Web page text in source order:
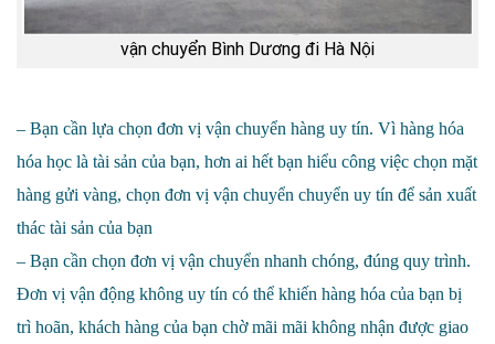
vận chuyển Bình Dương đi Hà Nội
– Bạn cần lựa chọn đơn vị vận chuyển hàng uy tín. Vì hàng hóa
hóa học là tài sản của bạn, hơn ai hết bạn hiểu công việc chọn mặt
hàng gửi vàng, chọn đơn vị vận chuyển chuyển uy tín để sản xuất
thác tài sản của bạn
– Bạn cần chọn đơn vị vận chuyển nhanh chóng, đúng quy trình.
Đơn vị vận động không uy tín có thể khiến hàng hóa của bạn bị
trì hoãn, khách hàng của bạn chờ mãi mãi không nhận được giao